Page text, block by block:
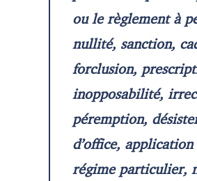
ou le règlement à
nullité, sanction,
forclusion,
inopposabilité,
péremption,
d’office, application
régime particulier,